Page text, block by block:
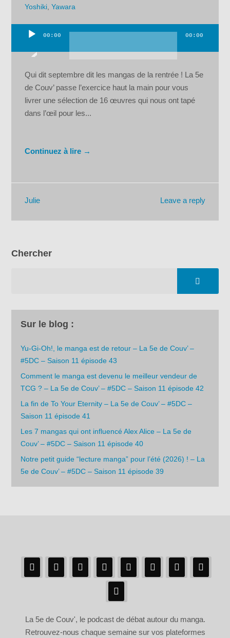
Yoshiki ,Yawara
00:00 00:00
Qui dit septembre dit les mangas de la rentrée ! La 5e
de Couv’ passe l’exercice haut la main pour vous
livrer une sélection de 16 œuvres qui nous ont tapé
dans l’œil pour les...
Continuez à lire →
Leave a reply
Julie
Chercher
Sur le blog :
Yu-Gi-Oh!, le manga est de retour – La 5e de Couv’ –
#5DC – Saison 11 épisode 43
Comment le manga est devenu le meilleur vendeur de
TCG ? – La 5e de Couv’ – #5DC – Saison 11 épisode 42
La fin de To Your Eternity – La 5e de Couv’ – #5DC –
Saison 11 épisode 41
Les 7 mangas qui ont influencé Alex Alice – La 5e de
Couv’ – #5DC – Saison 11 épisode 40
Notre petit guide “lecture manga” pour l’été (2026) ! – La
5e de Couv’ – #5DC – Saison 11 épisode 39
La 5e de Couv', le podcast de débat autour du manga.
Retrouvez-nous chaque semaine sur vos plateformes